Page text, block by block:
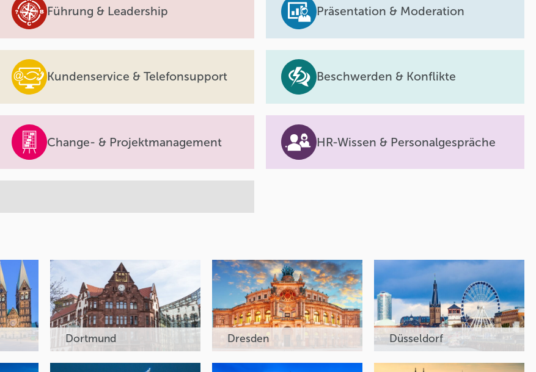
Führung & Leadership Präsentation & Moderation
Kundenservice & Telefonsupport Beschwerden & Konflikte
Change- & Projektmanagement HR-Wissen & Personalgespräche
Dortmund Dresden Düsseldorf